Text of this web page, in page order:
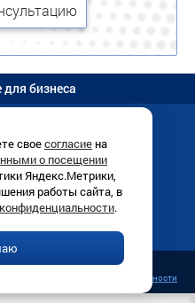
своесогласиена
о посещении
Яндекс.Метрики,
работы сайта, в
.
бизнеса
1/8 (схема)
780-760
18:00
Публичная оферта
Политика конфиденциальности